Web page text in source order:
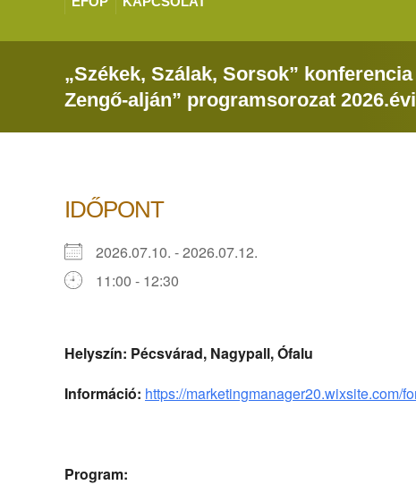
„Székek, Szálak, Sorsok”
Zengő-alján” programsorozat
IDŐPONT
2026.07.10. - 2026.07.12.
11:00 - 12:30
Helyszín: Pécsvárad, Nagypall, Ófalu
Információ: https://marketingmanager20.wixsite.com/
Program: